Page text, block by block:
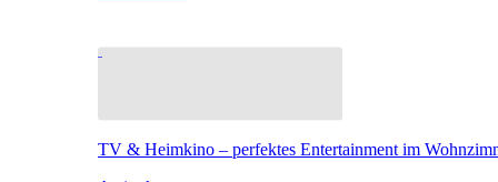
TV & Heimkino – perfektes Entertainment im